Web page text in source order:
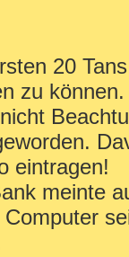
20
zu
eintragen!
meinte
Computer